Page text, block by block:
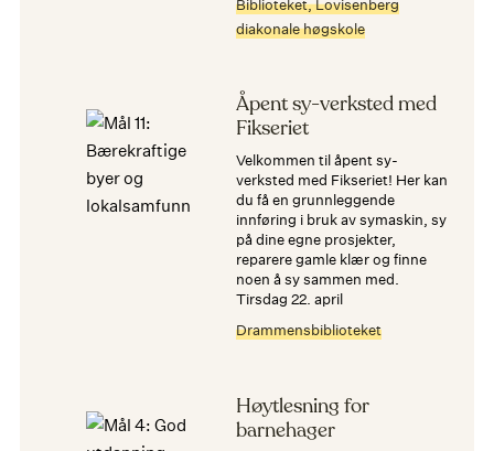
Biblioteket, Lovisenberg
diakonale høgskole
Åpent sy-verksted med
Fikseriet
Velkommen til åpent sy-
verksted med Fikseriet! Her kan
du få en grunnleggende
innføring i bruk av symaskin, sy
på dine egne prosjekter,
reparere gamle klær og finne
noen å sy sammen med.
tirsdag 22. april
Drammensbiblioteket
Høytlesning for
barnehager